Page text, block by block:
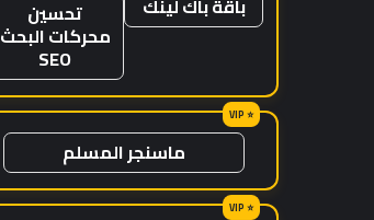
باقة باك لينك تحسين
محركات البحث
SEO
ماسنجر المسلم